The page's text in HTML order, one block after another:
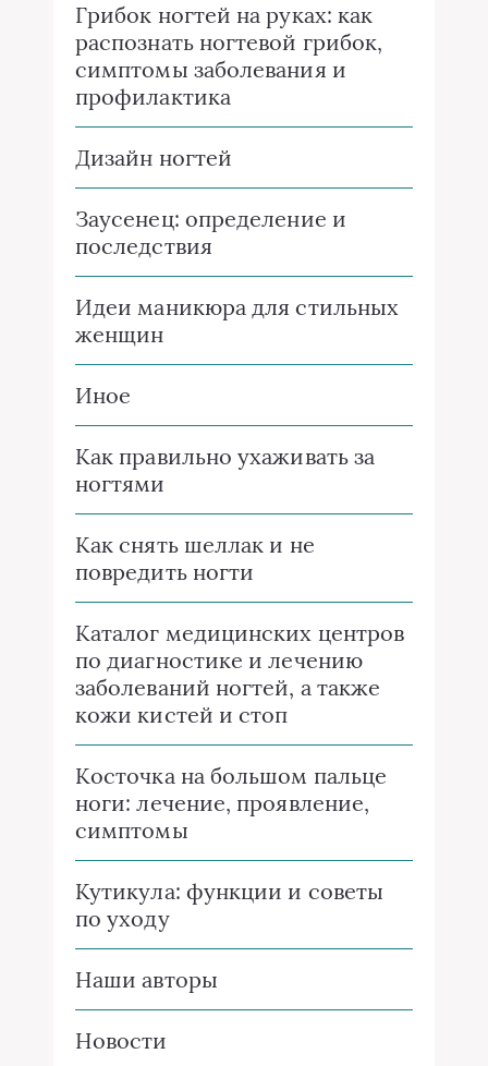
Грибок ногтей на руках: как
распознать ногтевой грибок,
симптомы заболевания и
профилактика
Дизайн ногтей
Заусенец: определение и
последствия
Идеи маникюра для стильных
женщин
Иное
Как правильно ухаживать за
ногтями
Как снять шеллак и не
повредить ногти
Каталог медицинских центров
по диагностике и лечению
заболеваний ногтей, а также
кожи кистей и стоп
Косточка на большом пальце
ноги: лечение, проявление,
симптомы
Кутикула: функции и советы
по уходу
Наши авторы
Новости